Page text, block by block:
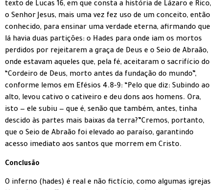
texto de Lucas 16, em que consta a história de Lázaro e Rico,
o Senhor Jesus, mais uma vez fez uso de um conceito, então
conhecido, para ensinar uma verdade eterna, afirmando que
lá havia duas partições: o Hades para onde iam os mortos
perdidos por rejeitarem a graça de Deus e o Seio de Abraão,
onde estavam aqueles que, pela fé, aceitaram o sacrifício do
“Cordeiro de Deus, morto antes da fundação do mundo”,
conforme lemos em Efésios 4.8-9: “Pelo que diz: Subindo ao
alto, levou cativo o cativeiro e deu dons aos homens. Ora,
isto — ele subiu — que é, senão que também, antes, tinha
descido às partes mais baixas da terra?”Cremos, portanto,
que o Seio de Abraão foi elevado ao paraíso, garantindo
acesso imediato aos santos que morrem em Cristo.
Conclusão
O inferno (hades) é real e não fictício, como algumas igrejas